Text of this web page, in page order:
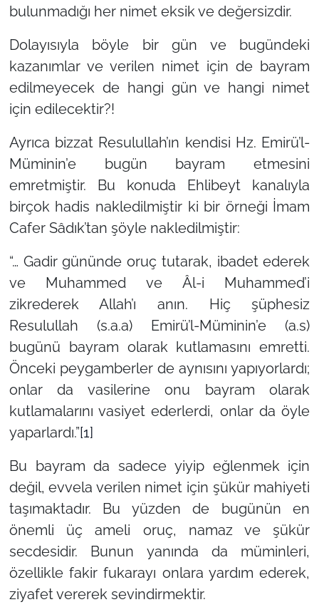
bulunmadığı her nimet eksik ve değersizdir.
Dolayısıyla böyle bir gün ve bugündeki
kazanımlar ve verilen nimet için de bayram
edilmeyecek de hangi gün ve hangi nimet
için edilecektir?!
Ayrıca bizzat Resulullah’ın kendisi Hz. Emirü’l-
Müminin’e bugün bayram etmesini
emretmiştir. Bu konuda Ehlibeyt kanalıyla
birçok hadis nakledilmiştir ki bir örneği İmam
Cafer Sâdık’tan şöyle nakledilmiştir:
“… Gadir gününde oruç tutarak, ibadet ederek
ve Muhammed ve Âl-i Muhammed’i
zikrederek Allah’ı anın. Hiç şüphesiz
Resulullah (s.a.a) Emirü’l-Müminin’e (a.s)
bugünü bayram olarak kutlamasını emretti.
Önceki peygamberler de aynısını yapıyorlardı;
onlar da vasilerine onu bayram olarak
kutlamalarını vasiyet ederlerdi, onlar da öyle
yaparlardı.”[1]
Bu bayram da sadece yiyip eğlenmek için
değil, evvela verilen nimet için şükür mahiyeti
taşımaktadır. Bu yüzden de bugünün en
önemli üç ameli oruç, namaz ve şükür
secdesidir. Bunun yanında da müminleri,
özellikle fakir fukarayı onlara yardım ederek,
ziyafet vererek sevindirmektir.